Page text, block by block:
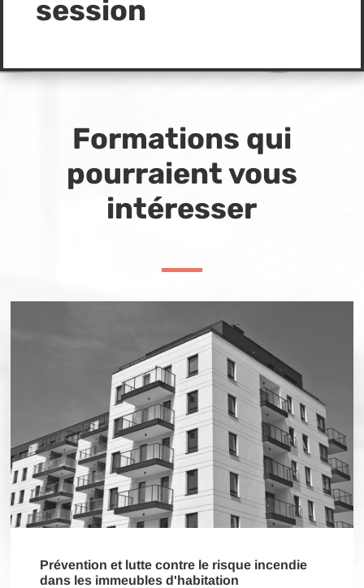
session
Formations qui
pourraient vous
intéresser
Prévention et lutte contre le risque incendie
dans les immeubles d'habitation